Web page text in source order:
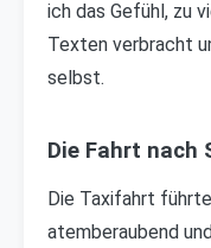
ich das Gefühl, zu
Texten verbracht
selbst.
Die Fahrt nach
Die Taxifahrt
atemberaubend